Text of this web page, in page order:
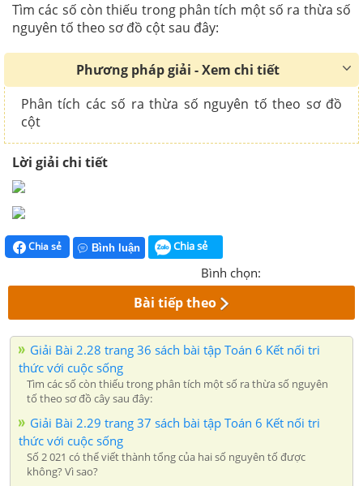
Tìm các số còn thiếu trong phân tích một số ra thừa số
nguyên tố theo sơ đồ cột sau đây:
Phương pháp giải - Xem chi tiết
Phân tích các số ra thừa số nguyên tố theo sơ đồ
cột
Lời giải chi tiết
Chia sẻ Bình luận Chia sẻ
Bình chọn:
Bài tiếp theo
Giải Bài 2.28 trang 36 sách bài tập Toán 6 Kết nối tri
thức với cuộc sống
Tìm các số còn thiếu trong phân tích một số ra thừa số nguyên
tố theo sơ đồ cây sau đây:
Giải Bài 2.29 trang 37 sách bài tập Toán 6 Kết nối tri
thức với cuộc sống
Số 2 021 có thể viết thành tổng của hai số nguyên tố được
không? Vì sao?